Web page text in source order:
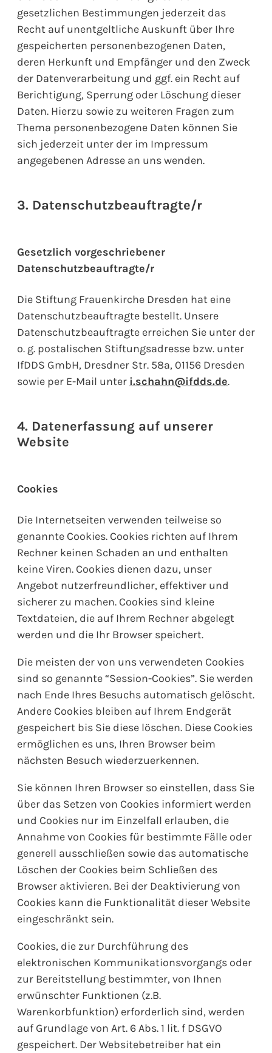
gesetzlichen Bestimmungen jederzeit das
Recht auf unentgeltliche Auskunft über Ihre
gespeicherten personenbezogenen Daten,
deren Herkunft und Empfänger und den Zweck
der Datenverarbeitung und ggf. ein Recht auf
Berichtigung, Sperrung oder Löschung dieser
Daten. Hierzu sowie zu weiteren Fragen zum
Thema personenbezogene Daten können Sie
sich jederzeit unter der im Impressum
angegebenen Adresse an uns wenden.
3. Datenschutzbeauftragte/r
Gesetzlich vorgeschriebener
Datenschutzbeauftragte/r
Die Stiftung Frauenkirche Dresden hat eine
Datenschutzbeauftragte bestellt. Unsere
Datenschutzbeauftragte erreichen Sie unter der
o. g. postalischen Stiftungsadresse bzw. unter
IfDDS GmbH, Dresdner Str. 58a, 01156 Dresden
sowie per E-Mail unter i.schahn@ifdds.de.
4. Datenerfassung auf unserer
Website
Cookies
Die Internetseiten verwenden teilweise so
genannte Cookies. Cookies richten auf Ihrem
Rechner keinen Schaden an und enthalten
keine Viren. Cookies dienen dazu, unser
Angebot nutzerfreundlicher, effektiver und
sicherer zu machen. Cookies sind kleine
Textdateien, die auf Ihrem Rechner abgelegt
werden und die Ihr Browser speichert.
Die meisten der von uns verwendeten Cookies
sind so genannte “Session-Cookies”. Sie werden
nach Ende Ihres Besuchs automatisch gelöscht.
Andere Cookies bleiben auf Ihrem Endgerät
gespeichert bis Sie diese löschen. Diese Cookies
ermöglichen es uns, Ihren Browser beim
nächsten Besuch wiederzuerkennen.
Sie können Ihren Browser so einstellen, dass Sie
über das Setzen von Cookies informiert werden
und Cookies nur im Einzelfall erlauben, die
Annahme von Cookies für bestimmte Fälle oder
generell ausschließen sowie das automatische
Löschen der Cookies beim Schließen des
Browser aktivieren. Bei der Deaktivierung von
Cookies kann die Funktionalität dieser Website
eingeschränkt sein.
Cookies, die zur Durchführung des
elektronischen Kommunikationsvorgangs oder
zur Bereitstellung bestimmter, von Ihnen
erwünschter Funktionen (z.B.
Warenkorbfunktion) erforderlich sind, werden
auf Grundlage von Art. 6 Abs. 1 lit. f DSGVO
gespeichert. Der Websitebetreiber hat ein